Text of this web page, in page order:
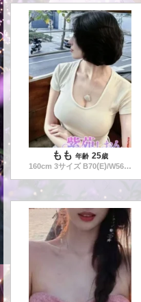
もも 年齢 25歳
160cm 3サイズ B70(E)/W56/H